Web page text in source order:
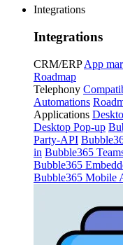
Integrations
Integrations
CRM/ERP App
Roadmap
Telephony
Automations
Applications
Desktop Pop-up
Party-API
in Bubble365
Bubble365
Bubble365 Mobile